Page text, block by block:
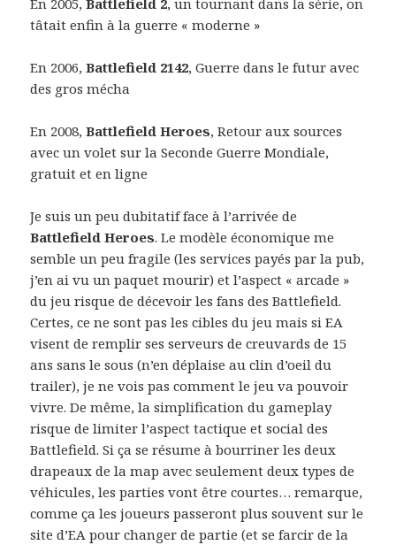
En 2005,Battlefield 2, un tournant dans la série, on
tâtait enfin à la guerre « moderne »
En 2006,Battlefield 2142, Guerre dans le futur avec
des gros mécha
En 2008,Battlefield Heroes, Retour aux sources
avec un volet sur la Seconde Guerre Mondiale,
gratuit et en ligne
Je suis un peu dubitatif face à l’arrivée de
Battlefield Heroes. Le modèle économique me
semble un peu fragile (les services payés par la pub,
j’en ai vu un paquet mourir) et l’aspect « arcade »
du jeu risque de décevoir les fans des Battlefield.
Certes, ce ne sont pas les cibles du jeu mais si EA
visent de remplir ses serveurs de creuvards de 15
ans sans le sous (n’en déplaise au clin d’oeil du
trailer), je ne vois pas comment le jeu va pouvoir
vivre. De même, la simplification du gameplay
risque de limiter l’aspect tactique et social des
Battlefield. Si ça se résume à bourriner les deux
drapeaux de la map avec seulement deux types de
véhicules, les parties vont être courtes… remarque,
comme ça les joueurs passeront plus souvent sur le
site d’EA pour changer de partie (et se farcir de la